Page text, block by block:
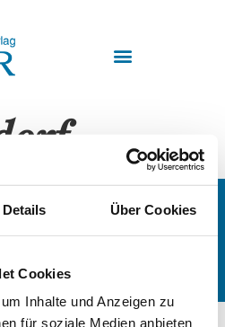
Details Über Cookies
Cookies
Inhalte und Anzeigen zu
für soziale Medien anbieten
Datenschutz
Widerruf
+ Verlag Wagner 2023